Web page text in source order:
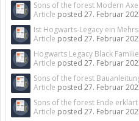
Sons of the forest Modern
Article posted 27. Februar
Ist Hogwarts-Legacy ein
Article posted 27. Februar
Hogwarts Legacy Black
Article posted 27. Februar
Sons of the forest
Article posted 27. Februar
Sons of the forest Ende erklärt
Article posted 27. Februar